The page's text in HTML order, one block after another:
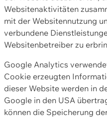
Websitenaktivitäten
mit der Websitennutzung
verbundene
Websitenbetreiber zu
Google Analytics
Cookie erzeugten
dieser Website werden in
Google in den USA
können die Speicherung